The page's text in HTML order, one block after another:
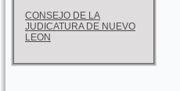
CONSEJO DE LA
JUDICATURA DE NUEVO
LEON